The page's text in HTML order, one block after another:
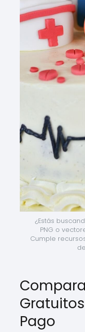
¿Estás
PNG o
Cumple
Pago